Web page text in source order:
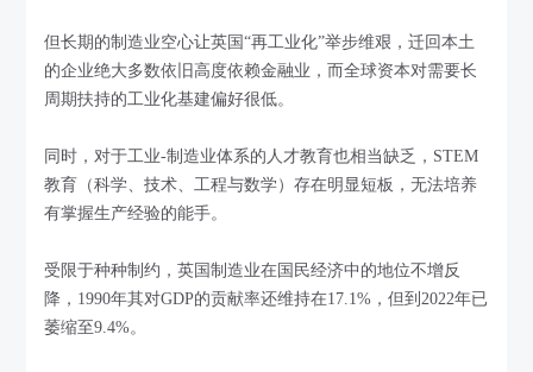
但长期的制造业空心让英国“再工业化”举步维艰，迁回本土
的企业绝大多数依旧高度依赖金融业，而全球资本对需要长
周期扶持的工业化基建偏好很低。
同时，对于工业-制造业体系的人才教育也相当缺乏，STEM
教育（科学、技术、工程与数学）存在明显短板，无法培养
有掌握生产经验的能手。
受限于种种制约，英国制造业在国民经济中的地位不增反
降，1990年其对GDP的贡献率还维持在17.1%，但到2022年已
萎缩至9.4%。